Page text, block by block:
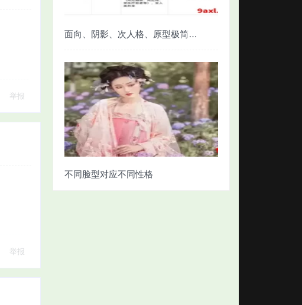
面向、阴影、次人格、原型极简对照
不同脸型对应不同性格
举报
举报